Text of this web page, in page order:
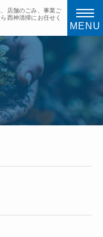
店舗のごみ、事業ご
西神清掃にお任せく
MENU